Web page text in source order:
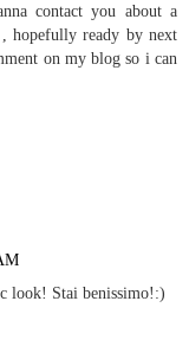
contact you about a
hopefully ready by next
on my blog so i can
look! Stai benissimo!:)